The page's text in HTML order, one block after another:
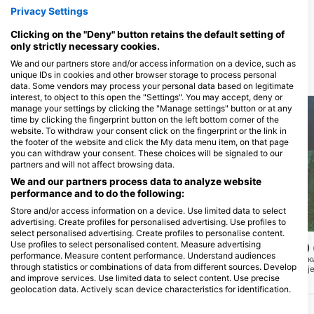
Bahamas Aggressor
Ронилачка Локација
MS BUCEO - CENTRO DE BUCEO, 1870
AVELLANEDA
Stuart Cove’s Shark Arena(★4.6)
Такође познато као „Арена“, ово је
најпопуларније место чувене авантуре
ајкула у Стуарт Цовеу. Током роњења,
клекнућете на пешчано дно и
David M. (#2588036)
Ray of Hope (Wreck)
Раи оф Хопе је
дугачак 200 стопа који
као вештачка жица
Потпуно је нетакнут,
рониоцима да продру у
Privacy Settings
Clicking on the "Deny" button retains the default setting of
only strictly necessary cookies.
We and our partners store and/or access information on a device, such as
unique IDs in cookies and other browser storage to process personal
data. Some vendors may process your personal data based on legitimate
interest, to object to this open the "Settings". You may accept, deny or
manage your settings by clicking the "Manage settings" button or at any
time by clicking the fingerprint button on the left bottom corner of the
website. To withdraw your consent click on the fingerprint or the link in
the footer of the website and click the My data menu item, on that page
you can withdraw your consent. These choices will be signaled to our
partners and will not affect browsing data.
We and our partners process data to analyze website
performance and to do the following:
Store and/or access information on a device. Use limited data to select
advertising. Create profiles for personalised advertising. Use profiles to
select personalised advertising. Create profiles to personalise content.
Use profiles to select personalised content. Measure advertising
performance. Measure content performance. Understand audiences
through statistics or combinations of data from different sources. Develop
and improve services. Use limited data to select content. Use precise
geolocation data. Actively scan device characteristics for identification.